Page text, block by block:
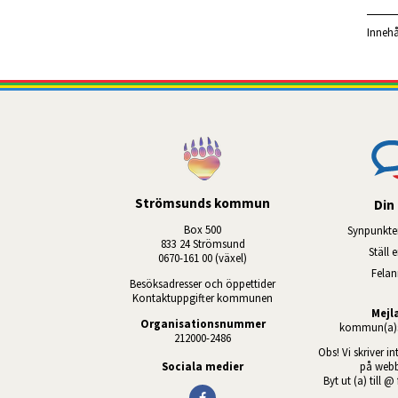
Strömsunds kommun
Box 500
833 24 Strömsund
0670-161 00 (växel)
Besöksadresser och öppettider
Kontaktuppgifter kommunen
Organisationsnummer
212000-2486
Sociala medier
Din
Ställ
Obs! Vi skriver
på
Byt ut (a) till